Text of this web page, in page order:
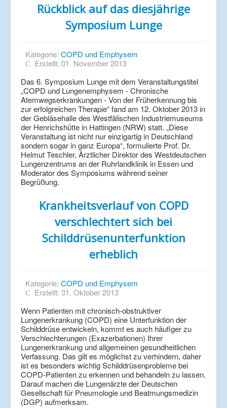
Rückblick auf das diesjährige
Symposium Lunge
Kategorie: COPD und Emphysem
Erstellt: 01. November 2013
Das 6. Symposium Lunge mit dem Veranstaltungstitel
„COPD und Lungenemphysem - Chronische
Atemwegserkrankungen - Von der Früherkennung bis
zur erfolgreichen Therapie“ fand am 12. Oktober 2013 in
der Gebläsehalle des Westfälischen Industriemuseums
der Henrichshütte in Hattingen (NRW) statt. „Diese
Veranstaltung ist nicht nur einzigartig in Deutschland
sondern sogar in ganz Europa“, formulierte Prof. Dr.
Helmut Teschler, Ärztlicher Direktor des Westdeutschen
Lungenzentrums an der Ruhrlandklinik in Essen und
Moderator des Symposiums während seiner
Begrüßung.
Krankheitsverlauf von COPD
verschlechtert sich bei
Schilddrüsenunterfunktion
erheblich
Kategorie: COPD und Emphysem
Erstellt: 31. Oktober 2013
Wenn Patienten mit chronisch-obstruktiver
Lungenerkrankung (COPD) eine Unterfunktion der
Schilddrüse entwickeln, kommt es auch häufiger zu
Verschlechterungen (Exazerbationen) Ihrer
Lungenerkrankung und allgemeinen gesundheitlichen
Verfassung. Das gilt es möglichst zu verhindern, daher
ist es besonders wichtig Schilddrüsenprobleme bei
COPD-Patienten zu erkennen und behandeln zu lassen.
Darauf machen die Lungenärzte der Deutschen
Gesellschaft für Pneumologie und Beatmungsmedizin
(DGP) aufmerksam.